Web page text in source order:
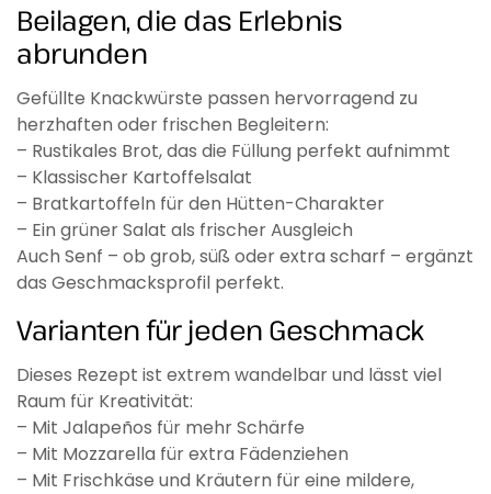
Beilagen, die das Erlebnis
abrunden
Gefüllte Knackwürste passen hervorragend zu
herzhaften oder frischen Begleitern:
– Rustikales Brot, das die Füllung perfekt aufnimmt
– Klassischer Kartoffelsalat
– Bratkartoffeln für den Hütten-Charakter
– Ein grüner Salat als frischer Ausgleich
Auch Senf – ob grob, süß oder extra scharf – ergänzt
das Geschmacksprofil perfekt.
Varianten für jeden Geschmack
Dieses Rezept ist extrem wandelbar und lässt viel
Raum für Kreativität:
– Mit Jalapeños für mehr Schärfe
– Mit Mozzarella für extra Fädenziehen
– Mit Frischkäse und Kräutern für eine mildere,